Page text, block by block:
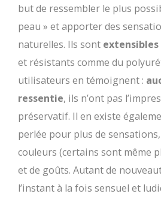
but de ressembler le plus
peau » et apporter des
naturelles. Ils sont
et résistants comme du
utilisateurs en témoignent :
ressentie, ils n’ont pas
préservatif. Il en existe
perlée pour plus de
couleurs (certains sont même
et de goûts. Autant de
l’instant à la fois sensuel et